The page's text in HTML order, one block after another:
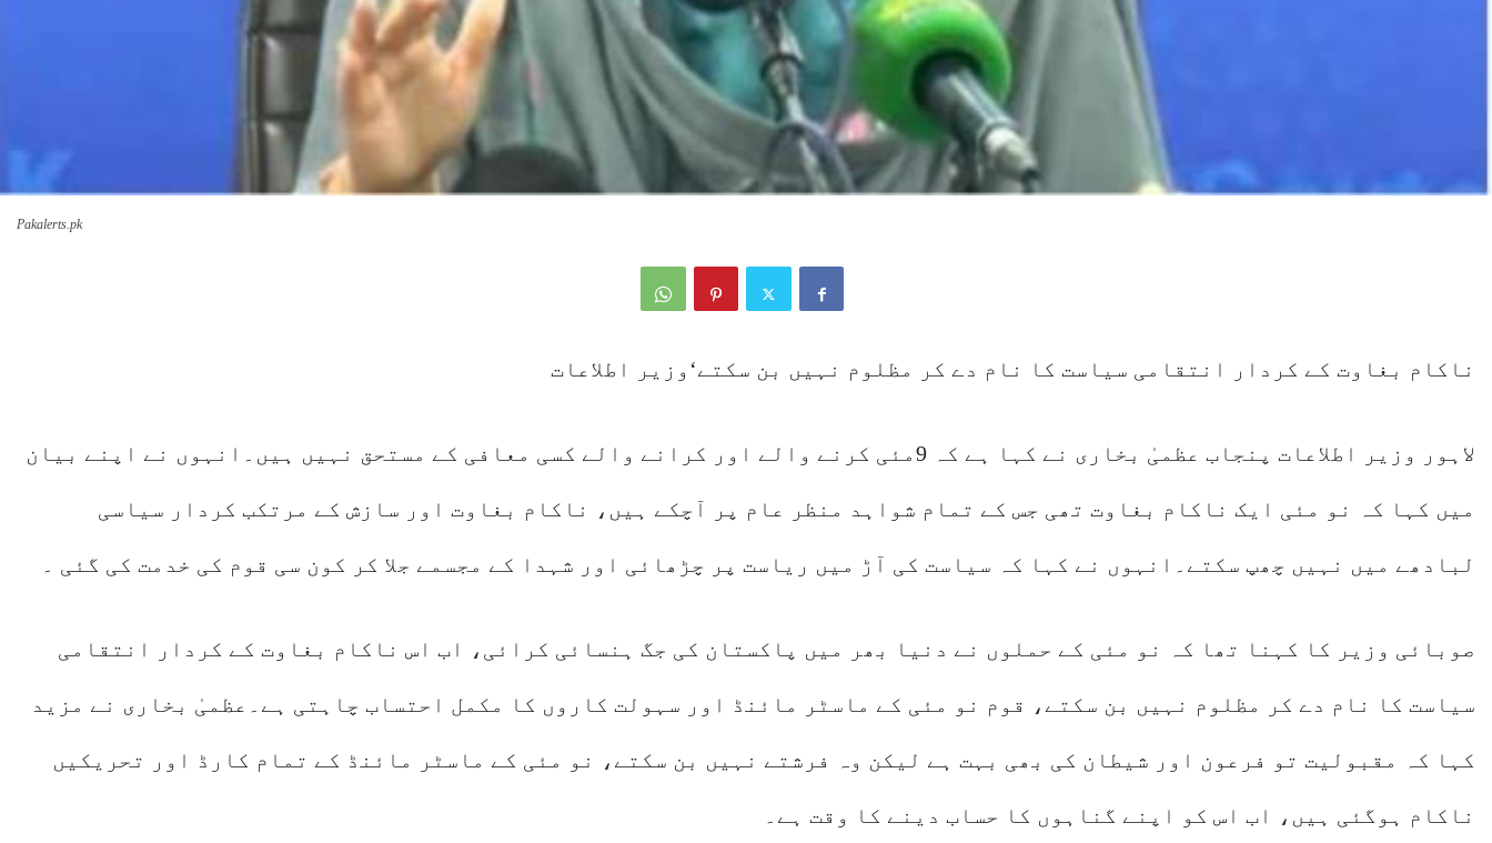
Pakalerts.pk
ناکام بغاوت کے کردار انتقامی سیاست کا نام دے کر مظلوم نہیں بن سکتے‘وزیر اطلاعات
لاہور وزیر اطلاعات پنجاب عظمیٰ بخاری نے کہا ہے کہ 9مئی کرنے والے اور کرانے والے کسی معافی کے مستحق نہیں ہیں۔انہوں نے اپنے بیان
میں کہا کہ نو مئی ایک ناکام بغاوت تھی جس کے تمام شواہد منظر عام پر آچکے ہیں، ناکام بغاوت اور سازش کے مرتکب کردار سیاسی
لبادھے میں نہیں چھپ سکتے۔انہوں نے کہا کہ سیاست کی آڑ میں ریاست پر چڑھائی اور شہدا کے مجسمے جلا کر کون سی قوم کی خدمت کی گئی ۔
صوبائی وزیر کا کہنا تھا کہ نو مئی کے حملوں نے دنیا بھر میں پاکستان کی جگ ہنسائی کرائی، اب اس ناکام بغاوت کے کردار انتقامی
سیاست کا نام دے کر مظلوم نہیں بن سکتے، قوم نو مئی کے ماسٹر مائنڈ اور سہولت کاروں کا مکمل احتساب چاہتی ہے۔عظمیٰ بخاری نے مزید
کہا کہ مقبولیت تو فرعون اور شیطان کی بھی بہت ہے لیکن وہ فرشتے نہیں بن سکتے، نو مئی کے ماسٹر مائنڈ کے تمام کارڈ اور تحریکیں
ناکام ہوگئی ہیں، اب اس کو اپنے گناہوں کا حساب دینے کا وقت ہے۔